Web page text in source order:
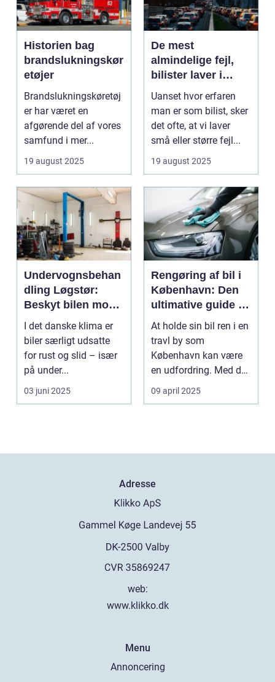
Historien bag
brandslukningskør
etøjer
Brandslukningskøretøj
er har været en
afgørende del af vores
samfund i mer...
19 august 2025
De mest
almindelige fejl,
bilister laver i
trafikken
Uanset hvor erfaren
man er som bilist, sker
det ofte, at vi laver
små eller større fejl...
19 august 2025
Undervognsbehan
dling Løgstør:
Beskyt bilen mod
rust og slid
I det danske klima er
biler særligt udsatte
for rust og slid – især
på under...
03 juni 2025
Rengøring af bil i
København: Den
ultimative guide til
en skinnende ren
At holde sin bil ren i en
travl by som
København kan være
en udfordring. Med de
mange g...
09 april 2025
Adresse
web:
www.klikko.dk
Menu
Annoncering